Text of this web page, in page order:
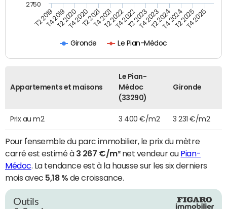
Gironde Le Pian-Médoc
T2 2019T4 2019T2 2020T4 2020T2 2021T4 2021T2 2022T4 2022T2 2023T4 2023T2 2024T4 2024T2 2025T4 2025
2750
Appartements et maisons
Le Pian-
Médoc
(33290)
Gironde
Prix au m2 3 400 €/m2 3 231 €/m2
Pour l'ensemble du parc immobilier, le prix du mètre
carré est estimé à 3 267 €/m²net vendeur au Pian-
Médoc . La tendance est à la hausse sur les six derniers
mois avec 5,18 % de croissance.
Outils